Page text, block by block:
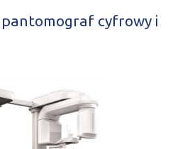
pantomograf cyfrowy i